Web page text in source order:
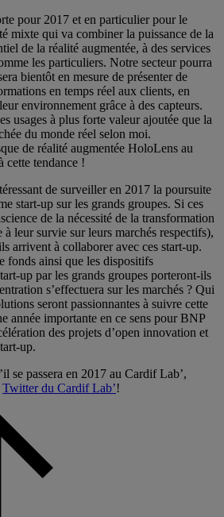
pour 2017 et en particulier pour le
mixte qui va combiner la puissance de la
de la réalité augmentée, à des services
les particuliers. Notre secteur pourra
bientôt en mesure de présenter de
en temps réel aux clients, en
environnement grâce à des capteurs.
usages à plus forte valeur ajoutée que la
du monde réel selon moi.
de réalité augmentée HoloLens au
cette tendance !
de surveiller en 2017 la poursuite
start-up sur les grands groupes. Si ces
de la nécessité de la transformation
leur survie sur leurs marchés respectifs),
arrivent à collaborer avec ces start-up.
fonds ainsi que les dispositifs
up par les grands groupes porteront-ils
s’effectuera sur les marchés ? Qui
seront passionnantes à suivre cette
année importante en ce sens pour BNP
des projets d’open innovation et
up.
se passera en 2017 au Cardif Lab’,
Twitter du Cardif Lab’!